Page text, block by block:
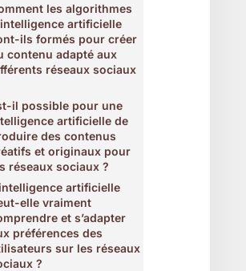
les algorithmes
artificielle
ils formés pour créer
contenu adapté aux
réseaux sociaux
il possible pour une
artificielle de
des contenus
et originaux pour
réseaux sociaux ?
artificielle
elle vraiment
et s’adapter
préférences des
sur les réseaux
?